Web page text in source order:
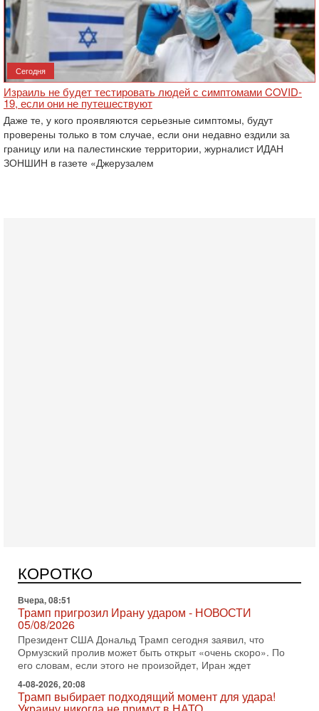
Сегодня
Израиль не будет тестировать людей с симптомами COVID-
19, если они не путешествуют
Даже те, у кого проявляются серьезные симптомы, будут
проверены только в том случае, если они недавно ездили за
границу или на палестинские территории, журналист ИДАН
ЗОНШИН в газете «Джерузалем
КОРОТКО
Трамп пригрозил Ирану ударом - НОВОСТИ
05/08/2026
Президент США Дональд Трамп сегодня заявил, что
Ормузский пролив может быть открыт «очень скоро». По
его словам, если этого не произойдет, Иран ждет
4-08-2026, 20:08
Трамп выбирает подходящий момент для удара!
Украину никогда не примут в НАТО
Сегодня гость нашей студии капитан 1-го ранга ВМC США
(в отставке) Гарри (Юрий) Табах, в прошлом: командир
антитеррористического центра НАТО в